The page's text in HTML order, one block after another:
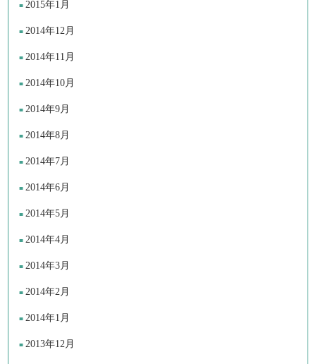
2015年1月
2014年12月
2014年11月
2014年10月
2014年9月
2014年8月
2014年7月
2014年6月
2014年5月
2014年4月
2014年3月
2014年2月
2014年1月
2013年12月